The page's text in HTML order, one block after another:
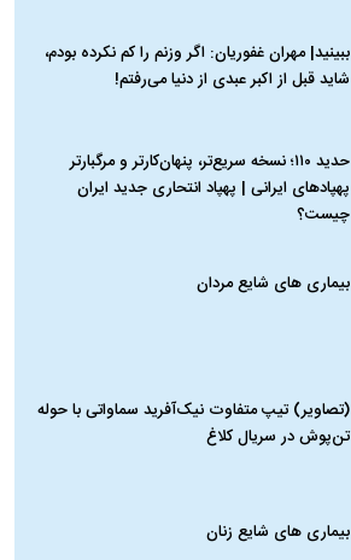
ببینید| مهران غفوریان: اگر وزنم را کم نکرده بودم،
شاید قبل از اکبر عبدی از دنیا می‌رفتم!
حدید ۱۱۰؛ نسخه سریع‌تر، پنهان‌کارتر و مرگبارتر
پهپادهای ایرانی | پهپاد انتحاری جدید ایران
چیست؟
بیماری‌ های شایع مردان
(تصاویر) تیپ متفاوت نیک‌آفرید سماواتی با حوله
تن‌پوش در سریال کلاغ
بیماری‌ های شایع زنان